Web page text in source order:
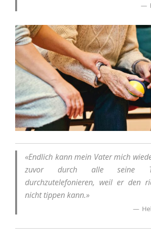
«Endlich kann mein Vater mich
zuvor durch alle seine
durchzutelefonieren, weil er den
nicht tippen kann.»